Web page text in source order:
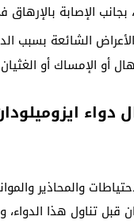
بجانب الإصابة
الشائعة بسبب
أو الإمساك أو
دواء
والمحاذير
تناول هذا